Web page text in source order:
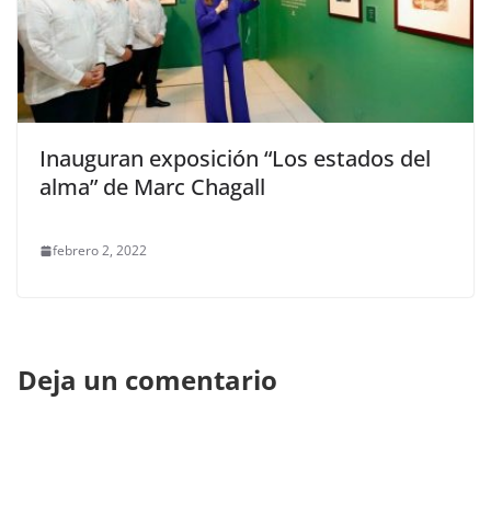
Inauguran exposición “Los estados del
alma” de Marc Chagall
febrero 2, 2022
Deja un comentario